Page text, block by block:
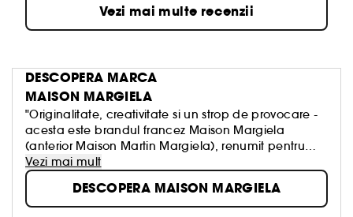
Vezi mai multe recenzii
DESCOPERA MARCA
MAISON MARGIELA
"Originalitate, creativitate si un strop de provocare -
acesta este brandul francez Maison Margiela
(anterior Maison Martin Margiela), renumit pentru
stilul neconventional, colectia REPLICA si parfumurile
inconfundabile.
In anul 1988, creatorul de moda Martin Margiela a
fondat la Paris casa de haute couture care-i poarta
Vezi mai mult
DESCOPERA MAISON MARGIELA